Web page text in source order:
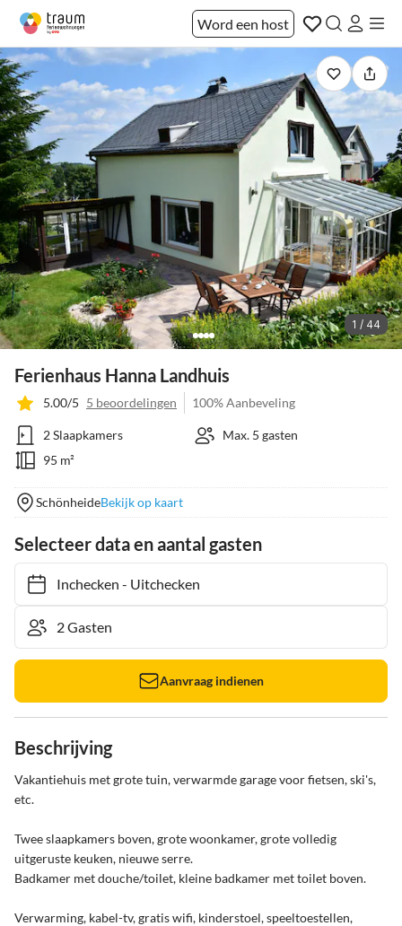
Word een host
1 / 44
Ferienhaus Hanna Landhuis
5.00/5 5 beoordelingen 100% Aanbeveling
2 Slaapkamers
Max. 5 gasten
95 m²
SchönheideBekijk op kaart
Selecteer data en aantal gasten
Inchecken- Uitchecken
Aanvraag indienen
Beschrijving
Vakantiehuis met grote tuin, verwarmde garage voor fietsen, ski's,
etc.
Twee slaapkamers boven, grote woonkamer, grote volledig
uitgeruste keuken, nieuwe serre.
Badkamer met douche/toilet, kleine badkamer met toilet boven.
Verwarming, kabel-tv, gratis wifi, kinderstoel, speeltoestellen,